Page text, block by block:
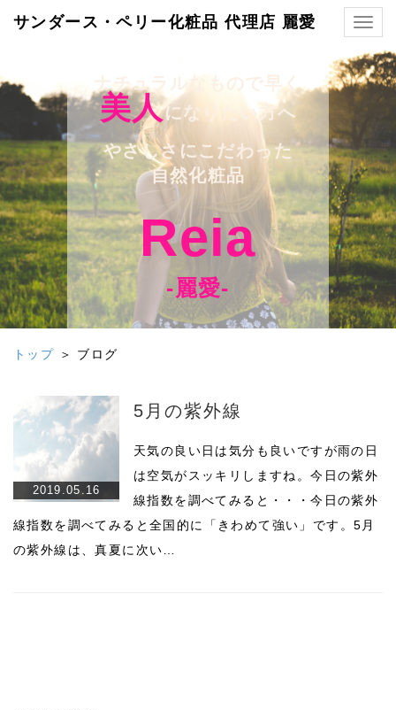
サンダース・ペリー化粧品 代理店 麗愛
ナチュラルなもので早く
美人になりたい方へ
やさしさにこだわった
自然化粧品
Reia
-麗愛-
トップ ＞ ブログ
2019.05.16
5月の紫外線
天気の良い日は気分も良いですが雨の日
は空気がスッキリしますね。今日の紫外
線指数を調べてみると・・・今日の紫外
線指数を調べてみると全国的に「きわめて強い」です。5月
の紫外線は、真夏に次い…